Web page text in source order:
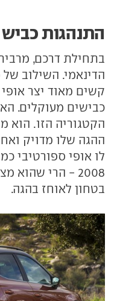
התנהגות כביש
בתחילת דרכם,
הדינאמי. השילוב
קשים מאוד יצר
כבישים מעוקלים.
הקטגוריה הזו. הוא
ההגה שלו מדויק
2008 - הרי
בטחון לאוחז בהגה.